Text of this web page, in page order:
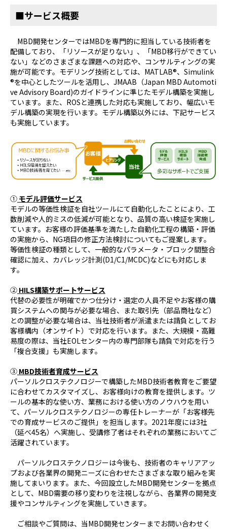
■サービス概要
MBD開発センターではMBDを専門的に担当している技術者を
配備しており、「リソースが足りない」、「MBD移行ができてい
ない」などのさまざまな課題への対応や、コンサルティングの実
施が可能です。モデリング技術としては、MATLAB®、Simulink
®を中心としたツールを活用し、JMAAB（Japan MBD Automoti
ve Advisory Board)のガイドラインに準じたモデル構築を実施し
ています。また、ROSと連携した対応も実施しており、幅広いモ
デル構築の実現を行います。モデル構築以外には、下記サービス
も実施しています。
① モデル評価サービス
モデルの等価性検証を自社ツールにて自動化したことにより、工
数削減や人的ミスの低減が可能となり、品質の高い検証を実施し
ています。お客様の評価基準を満たした自動化工程の構築・評価
の実施から、NG項目の修正方法検討についてもご提案します。
等価性検証の種類として、一般的なパラメータ・ブロック間整合
確認に加え、カバレッジ計測(D1/C1/MCDC)などにも対応しま
す。
② HILS構築サポートサービス
代替の必要性が明確でかつ仕分け・選定の人員不足やお客様の購
買システムへの関与が必要な場合、また取引先（部品商社など）
との調整が必要な場合は、当社技術者が派遣または請負としてお
客様構内（オンサイト）で対応を行います。また、大規模・高難
易度の際は、当社EOLセンター内の専門部隊も請負で対応を行う
「複合支援」も実施します。
③ MBD技術者育成サービス
パーソルクロステクノロジーで構築したMBD技術者教育をご要望
に合わせてカスタマイズし、お客様向けの教育を提供します。ツ
ールの基本的な使い方、業務における使い方のノウハウを用い
て、パーソルクロステクノロジーの専任トレーナーが「お客様先
での育成サービスのご提供」を担当します。2021年度には3社
（延べ45名）へ実施し、受講修了者はそれぞれの業務においてご
活躍されています。
パーソルクロステクノロジーは今後も、技術者のキャリアアッ
プおよび各業界の開発ニーズに合わせたさまざまな取り組みを実
施してまいります。また、今回設立したMBD開発センターを拠点
として、MBD需要の移り変わりを注視しながら、各業界の開発支
援やコンサルティングを実施していきます。
ご相談やご質問は、当MBD開発センターまでお問い合わせく